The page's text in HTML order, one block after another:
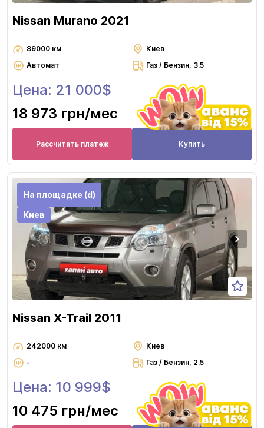
Nissan Murano 2021
89000 км
Киев
Автомат
Газ / Бензин, 3.5
Цена: 21 000$
18 973 грн/мес
Рассчитать платеж Купить
На площадке (d)
Киев
Nissan X-Trail 2011
242000 км
Киев
-
Газ / Бензин, 2.5
Цена: 10 999$
10 475 грн/мес